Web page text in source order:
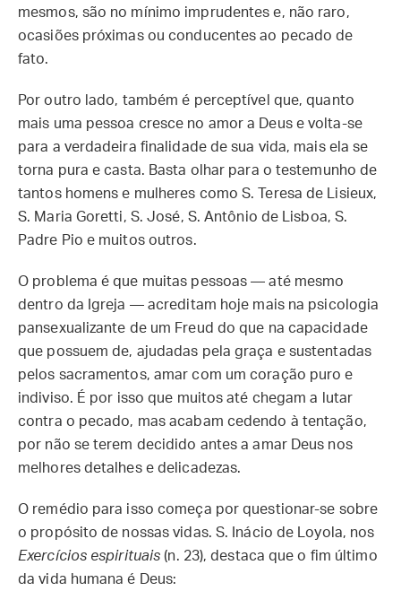
mesmos, são no mínimo imprudentes e, não raro,
ocasiões próximas ou conducentes ao pecado de
fato.
Por outro lado, também é perceptível que, quanto
mais uma pessoa cresce no amor a Deus e volta-se
para a verdadeira finalidade de sua vida, mais ela se
torna pura e casta. Basta olhar para o testemunho de
tantos homens e mulheres como S. Teresa de Lisieux,
S. Maria Goretti, S. José, S. Antônio de Lisboa, S.
Padre Pio e muitos outros.
O problema é que muitas pessoas — até mesmo
dentro da Igreja — acreditam hoje mais na psicologia
pansexualizante de um Freud do que na capacidade
que possuem de, ajudadas pela graça e sustentadas
pelos sacramentos, amar com um coração puro e
indiviso. É por isso que muitos até chegam a lutar
contra o pecado, mas acabam cedendo à tentação,
por não se terem decidido antes a amar Deus nos
melhores detalhes e delicadezas.
O remédio para isso começa por questionar-se sobre
o propósito de nossas vidas. S. Inácio de Loyola, nos
Exercícios espirituais (n. 23), destaca que o fim último
da vida humana é Deus: